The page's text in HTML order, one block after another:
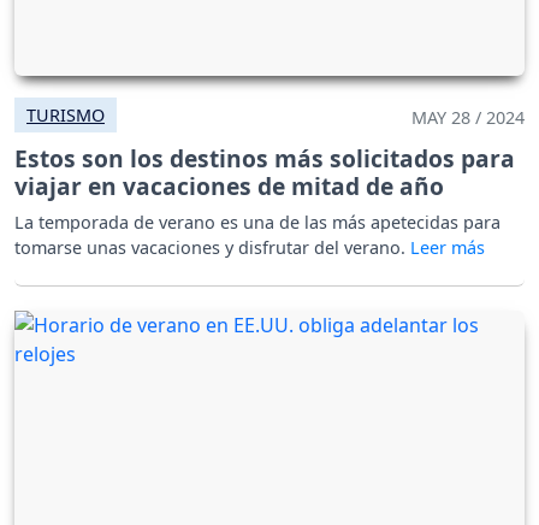
TURISMO MAY 28 / 2024
Estos son los destinos más solicitados para
viajar en vacaciones de mitad de año
La temporada de verano es una de las más apetecidas para
tomarse unas vacaciones y disfrutar del verano.